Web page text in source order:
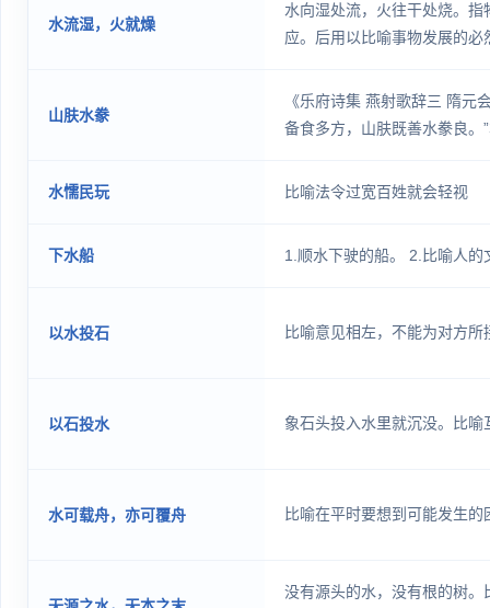
水流湿，火就燥
水向湿处流，火往干处烧。指
应。后用以比喻事物发展的必
山肤水豢
《乐府诗集 燕射歌辞三 隋元
备食多方，山肤既善水豢良。
水懦民玩 比喻法令过宽百姓就会轻视
下水船 1.顺水下驶的船。 2.比喻人的
以水投石 比喻意见相左，不能为对方所
以石投水 象石头投入水里就沉没。比喻
水可载舟，亦可覆舟 比喻在平时要想到可能发生的
没有源头的水，没有根的树。